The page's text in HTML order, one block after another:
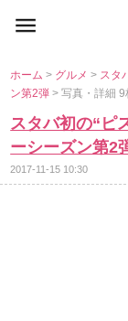
ホーム> グルメ> スタ
ン第2弾> 写真・詳細 9
スタバ初の“ピ
ーシーズン第2
2017-11-15 10:30